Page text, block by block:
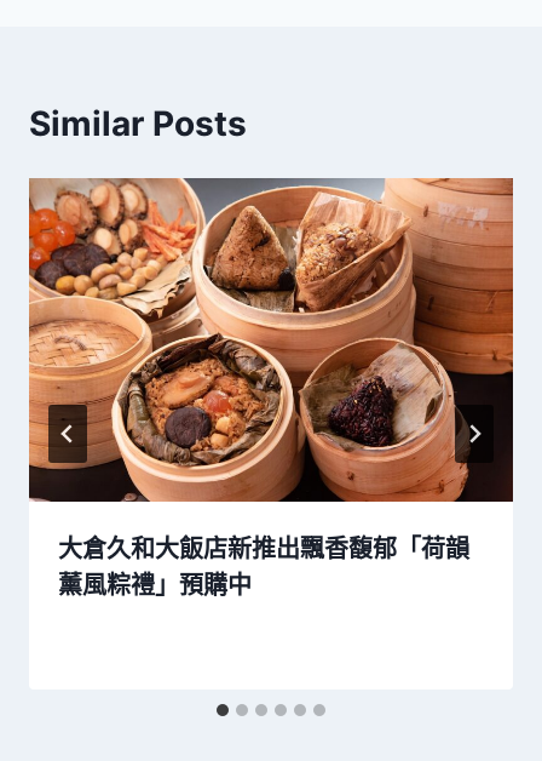
Similar Posts
大倉久和大飯店新推出飄香馥郁「荷韻
薰風粽禮」預購中